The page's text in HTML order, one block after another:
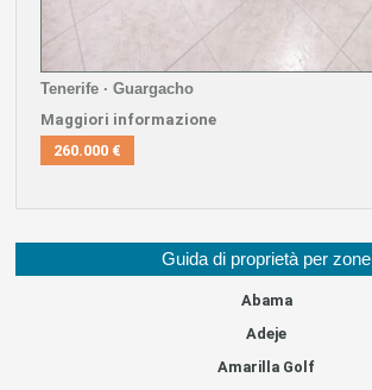
Tenerife · Guargacho
Maggiori informazione
260.000 €
Guida di proprietà per zone
Abama
Adeje
Amarilla Golf